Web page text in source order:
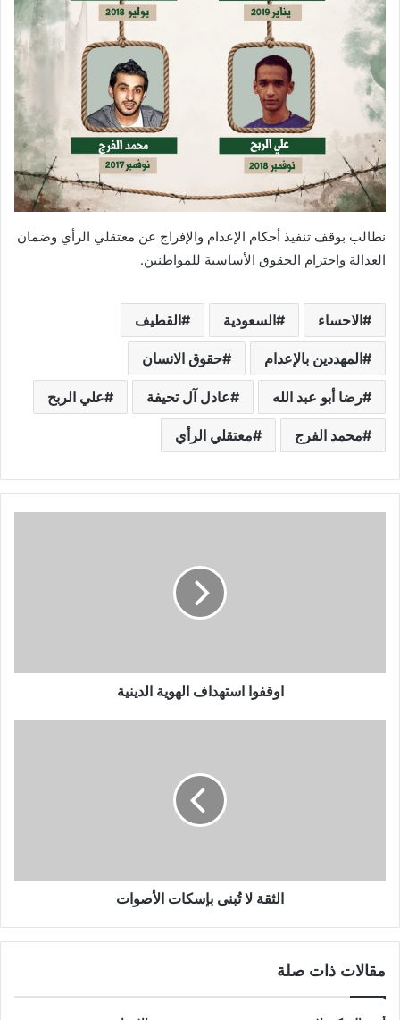
نطالب بوقف تنفيذ أحكام الإعدام والإفراج عن معتقلي الرأي وضمان
العدالة واحترام الحقوق الأساسية للمواطنين.
الاحساء السعودية القطيف
المهددين بالإعدام حقوق الانسان
رضا أبو عبد الله عادل آل تحيفة علي الربح
محمد الفرج معتقلي الرأي
اوقفوا استهداف الهوية الدينية
الثقة لا تُبنى بإسكات الأصوات
مقالات ذات صلة